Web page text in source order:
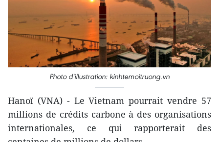
Photo d'illustration: kinhtemoitruong.vn
Hanoï (VNA) - Le Vietnam pourrait vendre 57
millions de crédits carbone à des organisations
internationales, ce qui rapporterait des